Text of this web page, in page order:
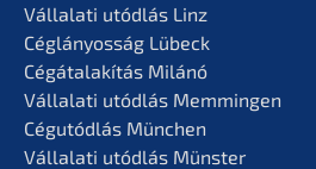
Vállala­ti utódlás Linz
Céglá­n­yos­ság Lübeck
Cégátalakí­tás Milánó
Vállala­ti utódlás Memmingen
Cégutód­lás München
Vállala­ti utódlás Münster